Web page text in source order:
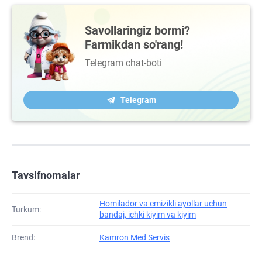
Savollaringiz bormi?
Farmikdan so'rang!
Telegram chat-boti
Telegram
Tavsifnomalar
Turkum:
Homilador va emizikli ayollar uchun
bandaj, ichki kiyim va kiyim
Brend: Kamron Med Servis